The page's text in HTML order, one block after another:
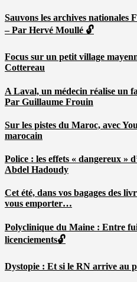
Sauvons les archives nationales
– Par Hervé Moullé 🔓
Focus sur un petit village
Cottereau
A Laval, un médecin réalise un
Par Guillaume Frouin
Sur les pistes du Maroc, avec
marocain
Police : les effets « dangereux »
Abdel Hadoudy
Cet été, dans vos bagages des
vous emporter…
Polyclinique du Maine : Entre
licenciements🔓
Dystopie : Et si le RN arrive au